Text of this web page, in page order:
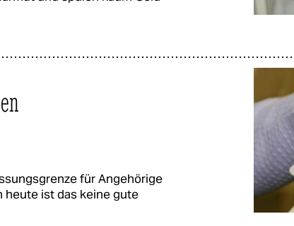
für Angehörige
heute ist das keine gute